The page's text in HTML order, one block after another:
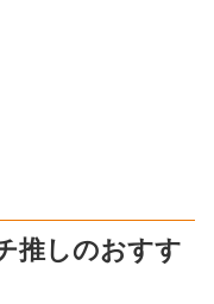
推しのおすす